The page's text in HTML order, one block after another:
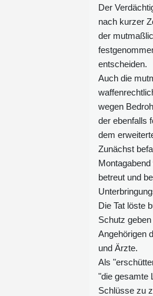
Der
nach kurzer
der
entscheiden.
Auch die
wegen
der ebenfalls
dem
Zunächst
betreut und
Die Tat löste
Schutz
Angehörigen
und Ärzte.
Als
"die gesamte
Schlüsse zu